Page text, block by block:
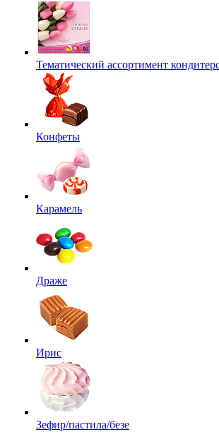
Тематический ассортимент
Конфеты
Карамель
Драже
Ирис
Зефир/пастила/безе